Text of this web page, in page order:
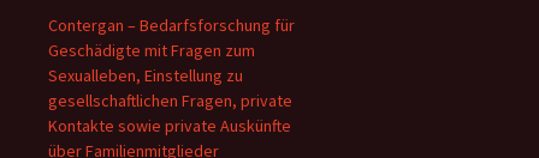
Contergan – Bedarfsforschung für
Geschädigte mit Fragen zum
Sexualleben, Einstellung zu
gesellschaftlichen Fragen, private
Kontakte sowie private Auskünfte
über Familienmitglieder